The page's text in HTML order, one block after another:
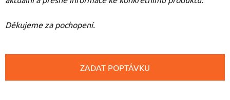
Děkujeme za pochopení.
ZADAT POPTÁVKU